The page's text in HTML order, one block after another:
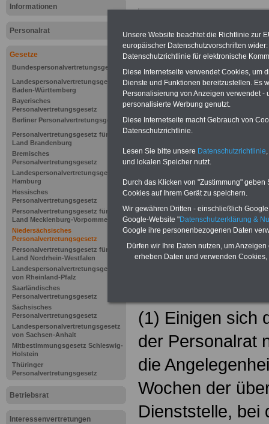
Informationen
Personalrat
Gesetze
Bundespersonalvertretungsgesetz
Landespersonalvertretungsgesetz
Baden-Württemberg
Bayerisches
Personalvertretungsgesetz
Berliner Personalvertretungsgesetz
Personalvertretungsgesetz für das
Land Brandenburg
Bremisches
Personalvertretungsgesetz
Landespersonalvertretungsgesetz
Hamburg
Hessisches
Personalvertretungsgesetz
Personalvertretungsgesetz für das
Land Mecklenburg-Vorpommern
Niedersächsisches
Personalvertretungsgesetz
Personalvertretungsgesetz für das
Land Nordrhein-Westfalen
Landespersonalvertretungsgesetz
von Rheinland-Pfalz
Saarländisches
Personalvertretungsgesetz
Sächsisches
Personalvertretungsgesetz
Landespersonalvertretungsgesetz
von Sachsen-Anhalt
Mitbestimmungsgesetz Schleswig-
Holstein
Thüringer
Personalvertretungsgesetz
Betriebsrat
Interessenvertretungen
Zur Übersicht
(1) Einigen sich
der Personalrat
die
Wochen der
Dienststelle, bei
Unsere Website beachtet die Richtlinie zur
europäischer Datenschutzvorschriften
Datenschutzrichtlinie für elektronische
Diese Internetseite verwendet Cookies, um
Dienste und Funktionen bereitzustellen. Es
Personalisierung von Anzeigen verwendet
personalisierte Werbung genutzt.
Diese Internetseite macht Gebrauch von
Datenschutzrichtlinie.
Lesen Sie bitte unsere Datenschutzrichtlinie
und lokalen Speicher nutzt.
Durch das Klicken von "Zustimmung"
Cookies auf Ihrem Gerät zu speichern.
Wir gewähren Dritten - einschließlich
Google-Website "Datenschutzerklärung &
Google ihre personenbezogenen Daten
Dürfen wir Ihre Daten nutzen, um
erheben Daten und verwenden